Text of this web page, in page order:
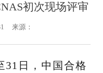
初次现场评审
来源：
31日，中国合格